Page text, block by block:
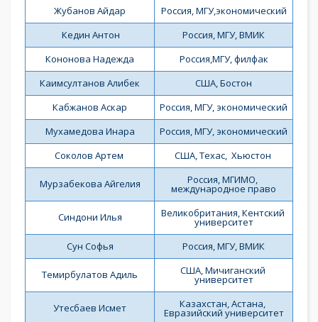
Жубанов Айдар
Россия, МГУ,экономический
Кедин Антон
Россия, МГУ, ВМИК
Кононова Надежда
Россия,МГУ, филфак
Каимсултанов Алибек
США, Бостон
Кабжанов Аскар
Россия, МГУ, экономический
Мухамедова Инара
Россия, МГУ, экономический
Соколов Артем
США, Техас,  Хьюстон
Мурзабекова Айгелия Россия, МГИМО,
международное право
Синдони Илья Великобритания, Кентский
университет
Сун Софья
Россия, МГУ, ВМИК
Темирбулатов Адиль США, Мичиганский
университет
Утесбаев Исмет Казахстан, Астана,
Евразийский университет